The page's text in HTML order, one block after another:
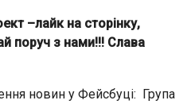
–лайк на сторінку,
поруч з нами!!! Слава
новин у Фейсбуці: Група